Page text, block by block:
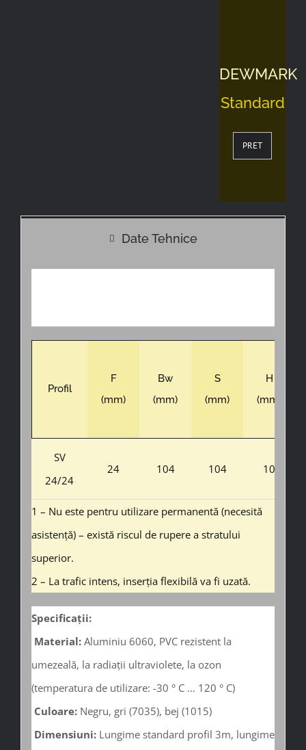
DEWMARK
Standard
PRET
Date Tehnice
Profil
F
(mm)
Bw
(mm)
S
(mm)
H
(mm)
SV
24/24
24 104 104 10
1 – Nu este pentru utilizare permanentă (necesită
asistență) – există riscul de rupere a stratului
superior.
2 – La trafic intens, inserția flexibilă va fi uzată.
Specificații:
Material: Aluminiu 6060, PVC rezistent la
umezeală, la radiații ultraviolete, la ozon
(temperatura de utilizare: -30 ° C … 120 ° C)
Culoare: Negru, gri (7035), bej (1015)
Dimensiuni: Lungime standard profil 3m, lungime